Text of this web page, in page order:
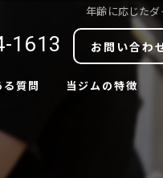
年齢に応じた
1613 お問い合わ
る質問 当ジムの特徴